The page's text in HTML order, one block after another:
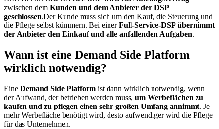
zwischen dem Kunden und dem Anbieter der DSP
geschlossen.Der Kunde muss sich um den Kauf, die Steuerung und
die Pflege selbst kümmern. Bei einerFull-Service-DSP übernimmt
der Anbieter den Einkauf und alle anfallenden Aufgaben.
Wann ist eine Demand Side Platform
wirklich notwendig?
Eine Demand Side Platform ist dann wirklich notwendig, wenn
der Aufwand, der betrieben werden muss, um Werbeflächen zu
kaufen und zu pflegen einen sehr großen Umfang annimmt. Je
mehr Werbefläche benötigt wird, desto aufwendiger wird die Pflege
für das Unternehmen.